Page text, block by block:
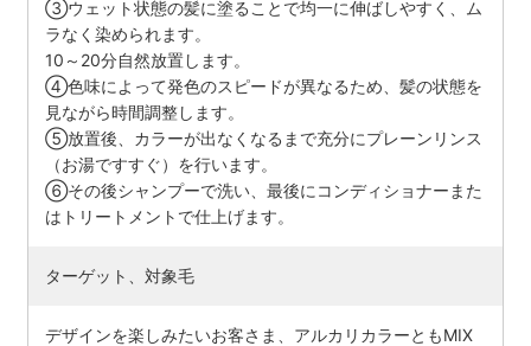
③ウェット状態の髪に塗ることで均一に伸ばしやすく、ム
ラなく染められます​。
10～20分自然放置します。
④色味によって発色のスピードが異なるため、髪の状態を
見ながら時間調整します。
⑤放置後、カラーが出なくなるまで充分にプレーンリンス
（お湯ですすぐ）を行います。
⑥その後シャンプーで洗い、最後にコンディショナーまた
はトリートメントで仕上げます​。
ターゲット、対象毛
デザインを楽しみたいお客さま、アルカリカラーともMIX